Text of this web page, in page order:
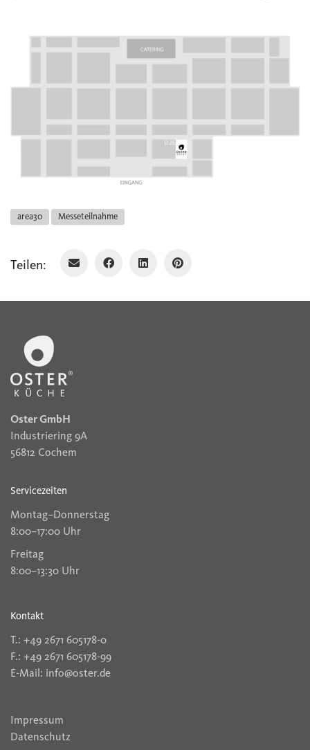
area30 Messeteilnahme
Teilen:
Oster GmbH
Industriering 9A
56812 Cochem
Servicezeiten
Montag–Donnerstag
8:00–17:00 Uhr
Freitag
8:00–13:30 Uhr
Kontakt
T.: +49 2671 605178-0
F.: +49 2671 605178-99
E-Mail: info@oster.de
Impressum
Datenschutz